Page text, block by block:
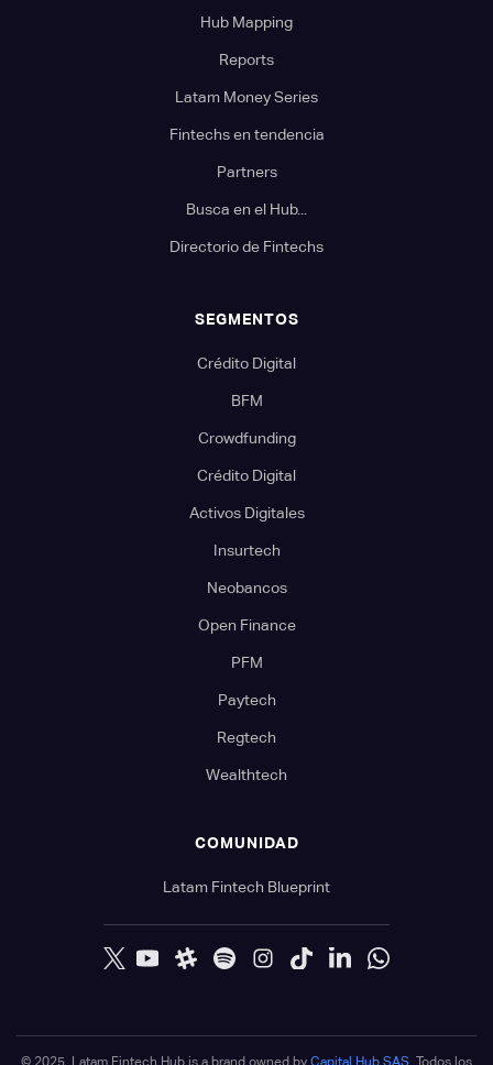
Hub Mapping
Reports
Latam Money Series
Fintechs en tendencia
Partners
Busca en el Hub...
Directorio de Fintechs
SEGMENTOS
Crédito Digital
BFM
Crowdfunding
Crédito Digital
Activos Digitales
Insurtech
Neobancos
Open Finance
PFM
Paytech
Regtech
Wealthtech
COMUNIDAD
Latam Fintech Blueprint
© 2025. Latam Fintech Hub is a brand owned by Capital Hub SAS . Todos los